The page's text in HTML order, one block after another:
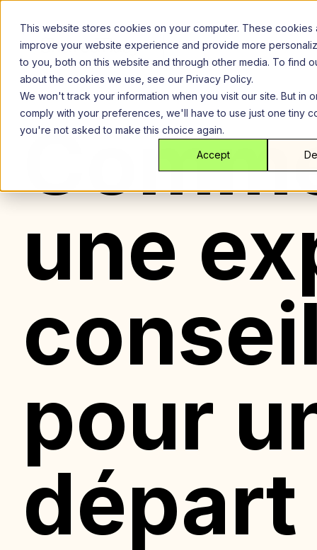
This website stores cookies on your computer. These cookies
improve your website experience and provide more
to you, both on this website and through other media. To find
about the cookies we use, see our Privacy Policy.
We won't track your information when you visit our site. But in
comply with your preferences, we'll have to use just one tiny
you're not asked to make this choice again.
Accept
Aller
contenu
une
pour
départ